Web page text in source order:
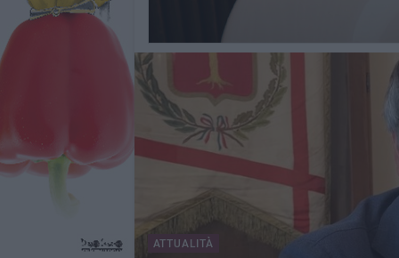
ATTUALITÀ